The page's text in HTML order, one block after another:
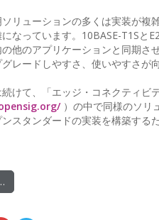
リューションの多くは実装が
なっています。10BASE-T1Sと
他のアプリケーションと同期さ
レードしやすさ、使いやすさが
けて、「エッジ・コネクティ
）の中で同様のソリ
スタンダードの実装を構築する